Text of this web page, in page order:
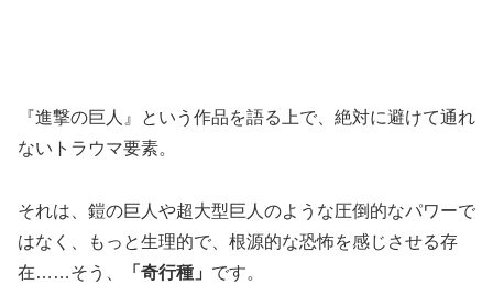
『進撃の巨人』という作品を語る上で、絶対に避けて通れ
ないトラウマ要素。
それは、鎧の巨人や超大型巨人のような圧倒的なパワーで
はなく、もっと生理的で、根源的な恐怖を感じさせる存
在……そう、
「奇行種」 です。